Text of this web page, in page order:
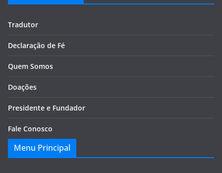
Tradutor
Declaração de Fé
Quem Somos
Doações
Presidente e Fundador
Fale Conosco
Menu Principal